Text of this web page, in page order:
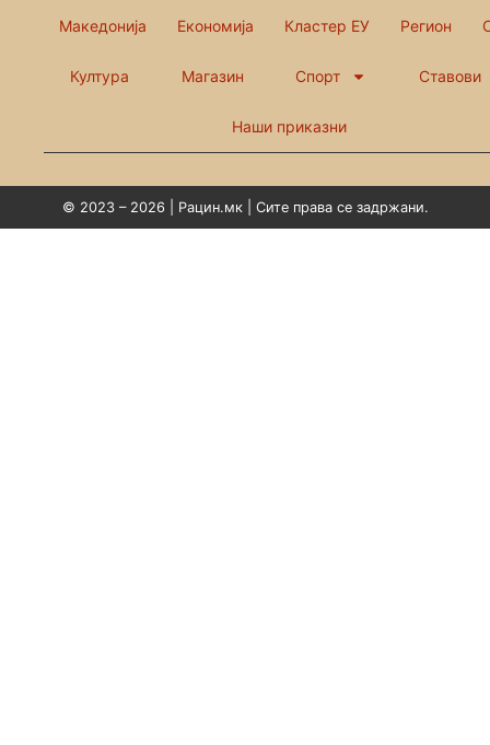
Македонија Економија Кластер ЕУ Регион
Култура Магазин Спорт Ставови
Наши приказни
© 2023 – 2026 | Рацин.мк | Сите права се задржани.